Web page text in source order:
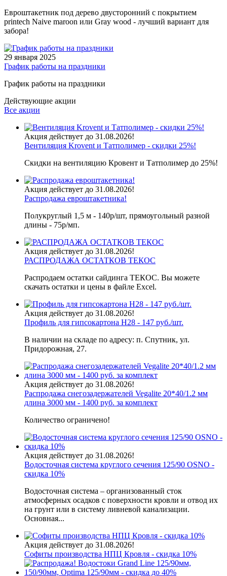
Евроштакетник под дерево двусторонний с покрытием
printech Naive maroon или Gray wood - лучший вариант для
забора!
29 января 2025
График работы на праздники
График работы на праздники
Действующие акции
Все акции
Акция действует до 31.08.2026!
Вентиляция Krovent и Татполимер - скидки 25%!
Скидки на вентиляцию Кровент и Татполимер до 25%!
Акция действует до 31.08.2026!
Распродажа евроштакетника!
Полукруглый 1,5 м - 140р/шт, прямоугольный разной
длины - 75р/мп.
Акция действует до 31.08.2026!
РАСПРОДАЖА ОСТАТКОВ ТЕКОС
Распродаем остатки сайдинга ТЕКОС. Вы можете
скачать остатки и цены в файле Excel.
Акция действует до 31.08.2026!
Профиль для гипсокартона H28 - 147 руб./шт.
В наличии на складе по адресу: п. Спутник, ул.
Придорожная, 27.
Акция действует до 31.08.2026!
Распродажа снегозадержателей Vegalite 20*40/1.2 мм
длина 3000 мм - 1400 руб. за комплект
Количество ограничено!
Акция действует до 31.08.2026!
Водосточная система круглого сечения 125/90 OSNO -
скидка 10%
Водосточная система – организованный сток
атмосферных осадков с поверхности кровли и отвод их
на грунт или в систему ливневой канализации.
Основная...
Акция действует до 31.08.2026!
Софиты производства НПЦ Кровля - скидка 10%